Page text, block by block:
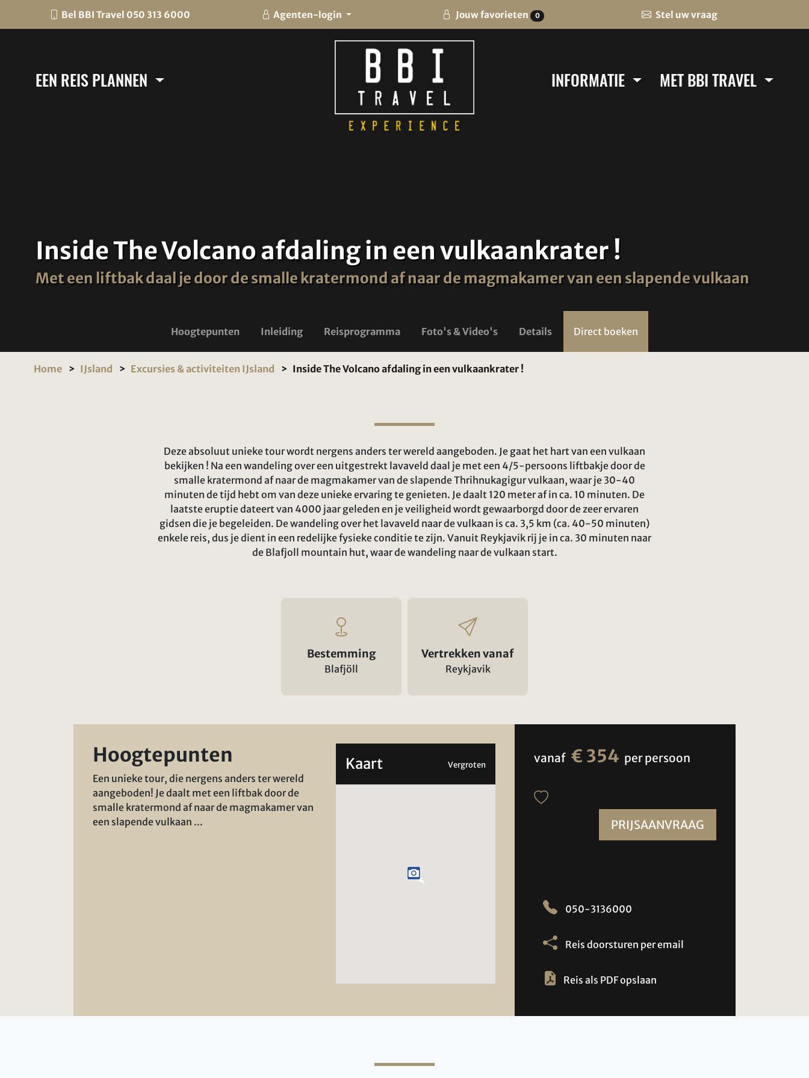
Bel BBI Travel 050 313 6000 Agenten-login Jouw favorieten 0 Stel uw vraag
EEN REIS PLANNEN INFORMATIE MET BBI TRAVEL
Inside The Volcano afdaling in een vulkaankrater !
Met een liftbak daal je door de smalle kratermond af naar de magmakamer van een slapende vulkaan
Hoogtepunten Inleiding Reisprogramma Foto's & Video's Details Direct boeken
Home IJsland Excursies & activiteiten IJsland Inside The Volcano afdaling in een vulkaankrater !
Deze absoluut unieke tour wordt nergens anders ter wereld aangeboden. Je gaat het hart van een vulkaan
bekijken ! Na een wandeling over een uitgestrekt lavaveld daal je met een 4/5-persoons liftbakje door de
smalle kratermond af naar de magmakamer van de slapende Thrihnukagigur vulkaan, waar je 30-40
minuten de tijd hebt om van deze unieke ervaring te genieten. Je daalt 120 meter af in ca. 10 minuten. De
laatste eruptie dateert van 4000 jaar geleden en je veiligheid wordt gewaarborgd door de zeer ervaren
gidsen die je begeleiden. De wandeling over het lavaveld naar de vulkaan is ca. 3,5 km (ca. 40-50 minuten)
enkele reis, dus je dient in een redelijke fysieke conditie te zijn. Vanuit Reykjavik rij je in ca. 30 minuten naar
de Blafjoll mountain hut, waar de wandeling naar de vulkaan start.
Bestemming
Blafjöll
Vertrekken vanaf
Reykjavik
Hoogtepunten
Een unieke tour, die nergens anders ter wereld
aangeboden! Je daalt met een liftbak door de
smalle kratermond af naar de magmakamer van
een slapende vulkaan ...
Kaart Vergroten vanaf € 354 per persoon
PRIJSAANVRAAG
050-3136000
Reis doorsturen per email
Reis als PDF opslaan